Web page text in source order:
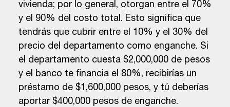
vivienda; por lo general, otorgan entre el 70%
y el 90% del costo total. Esto significa que
tendrás que cubrir entre el 10% y el 30% del
precio del departamento como enganche. Si
el departamento cuesta $2,000,000 de pesos
y el banco te financia el 80%, recibirías un
préstamo de $1,600,000 pesos, y tú deberías
aportar $400,000 pesos de enganche.